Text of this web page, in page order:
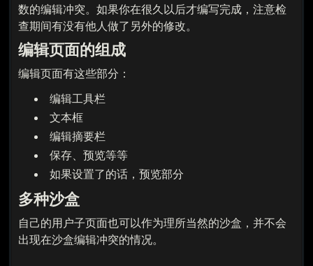
数的编辑冲突。如果你在很久以后才编写完成，注意检
查期间有没有他人做了另外的修改。
编辑页面的组成
编辑页面有这些部分：
编辑工具栏
文本框
编辑摘要栏
保存、预览等等
如果设置了的话，预览部分
多种沙盒
自己的用户子页面也可以作为理所当然的沙盒，并不会
出现在沙盒编辑冲突的情况。